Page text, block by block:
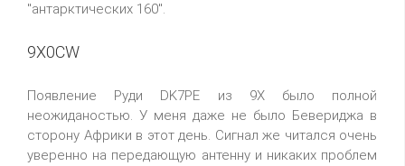
"антарктических 160".
9X0CW
Появление Руди DK7PE из 9X было полной
неожиданостью. У меня даже не было Бевериджа в
сторону Африки в этот день. Сигнал же читался очень
уверенно на передающую антенну и никаких проблем